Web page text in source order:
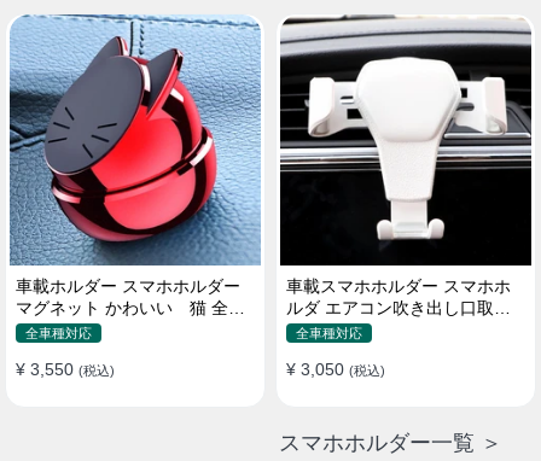
車載ホルダー スマホホルダー
マグネット かわいい 猫 全機
種 片手操作
全車種対応
¥ 3,550 (税込)
車載スマホホルダー スマホホ
ルダ エアコン吹き出し口取り
付け 全機種 可愛い アニメ
全車種対応
¥ 3,050 (税込)
スマホホルダー一覧 ＞